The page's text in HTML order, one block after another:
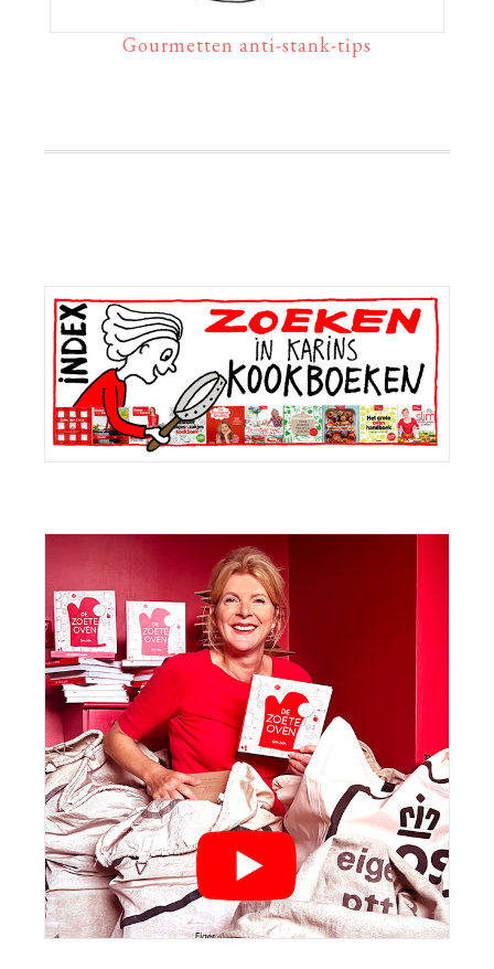
Gourmetten anti-stank-tips
Primaire
Sidebar